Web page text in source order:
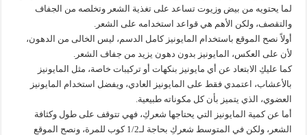
لما يحتويه من بيض وزيوت تساعد على تغذية الشعر وتخلصه من الجفاف
والتقصف، ولكن الأهم هي قواعد استخدامه على الشعر.
أولاً نصح الموقع باستخدام المايونيز كامل الدسم، ليس الخالى من الدهون،
لأن على العكس، المايونيز بدون دهون يزيد من جفاف الشعر.
كما عليكِ الابتعاد عن أي مايونيز بنكهات أو تركيبات خاصة، مثل المايونيز
بالأعشاب، اعتمدي فقط على المايونيز العادي، ويفضل استخدام المايونيز
العضوي، الذي يتميز بأن كل مكوناته طبيعية.
أما عن كمية المايونيز التي يحتاجها شعركِ، فهي تتوقف على طول وكثافة
الشعر، ولكن في المتوسط شعركِ بحاجة لـ1/2 كوب للمرة، ونصح الموقع